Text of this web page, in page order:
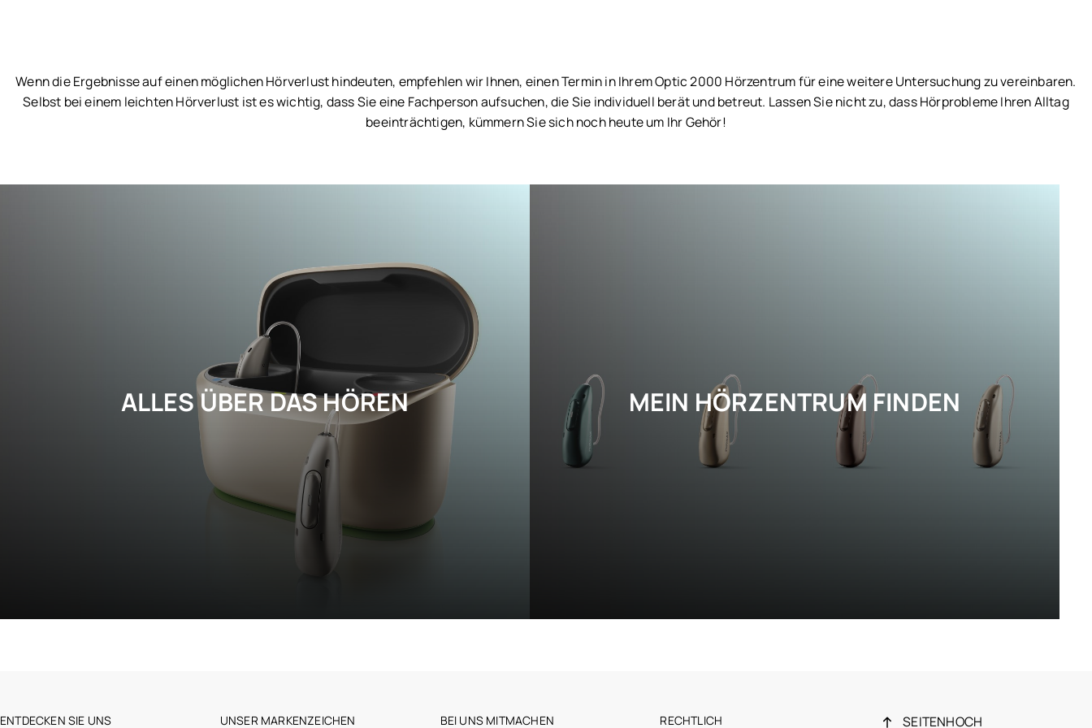
Wenn die Ergebnisse auf einen möglichen Hörverlust hindeuten, empfehlen wir Ihnen, einen Termin in Ihrem Optic 2000 Hörzentrum für eine weitere Untersuchung zu vereinbaren.
Selbst bei einem leichten Hörverlust ist es wichtig, dass Sie eine Fachperson aufsuchen, die Sie individuell berät und betreut. Lassen Sie nicht zu, dass Hörprobleme Ihren Alltag
beeinträchtigen, kümmern Sie sich noch heute um Ihr Gehör!
ALLES ÜBER DAS HÖREN
Seine Hörprobleme besser verstehen
MEIN HÖRZENTRUM FINDEN
Entdecken Sie alle Optic 2000 Geschäfte, die auf Hörgeräte spezialisiert sind
ENTDECKEN SIE UNS UNSER MARKENZEICHEN BEI UNS MITMACHEN RECHTLICH SEITENHOCH